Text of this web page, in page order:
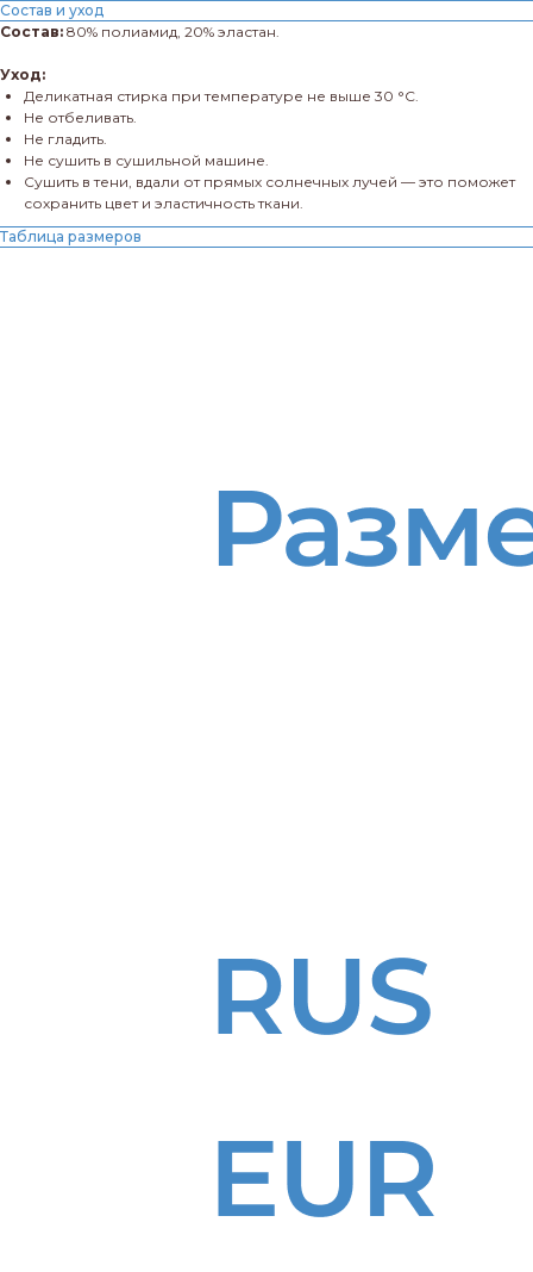
Состав и уход
Состав: 80% полиамид, 20% эластан.
Уход:
Деликатная стирка при температуре не выше 30 °C.
Не отбеливать.
Не гладить.
Не сушить в сушильной машине.
Сушить в тени, вдали от прямых солнечных лучей — это поможет
сохранить цвет и эластичность ткани.
Таблица размеров